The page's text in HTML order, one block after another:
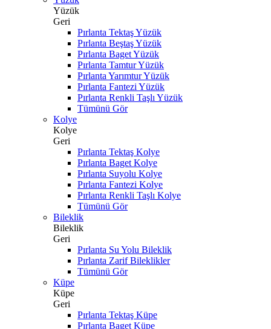
Yüzük
Geri
Pırlanta Tektaş Yüzük
Pırlanta Beştaş Yüzük
Pırlanta Baget Yüzük
Pırlanta Tamtur Yüzük
Pırlanta Yarımtur Yüzük
Pırlanta Fantezi Yüzük
Pırlanta Renkli Taşlı Yüzük
Tümünü Gör
Kolye
Kolye
Geri
Pırlanta Tektaş Kolye
Pırlanta Baget Kolye
Pırlanta Suyolu Kolye
Pırlanta Fantezi Kolye
Pırlanta Renkli Taşlı Kolye
Tümünü Gör
Bileklik
Bileklik
Geri
Pırlanta Su Yolu Bileklik
Pırlanta Zarif Bileklikler
Tümünü Gör
Küpe
Küpe
Geri
Pırlanta Tektaş Küpe
Pırlanta Baget Küpe